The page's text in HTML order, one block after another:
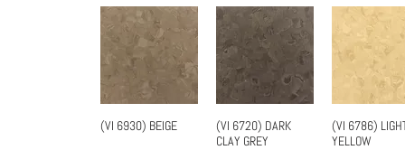
快速瀏覽
(VI 6930) BEIGE 快速瀏覽
(VI 6720) DARK
CLAY GREY
快速瀏覽
(VI 6786)
YELLOW